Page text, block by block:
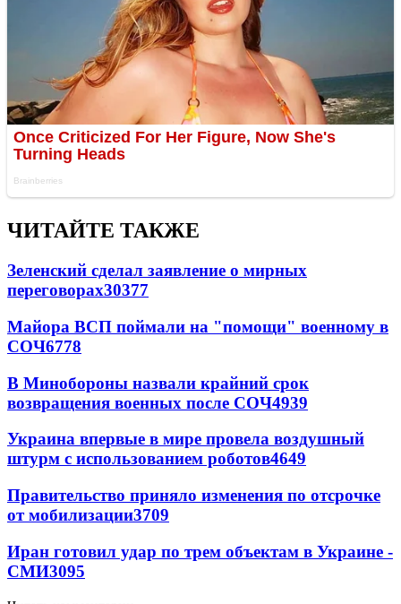
ЧИТАЙТЕ ТАКЖЕ
Зеленский сделал заявление о мирных
переговорах30377
Майора ВСП поймали на "помощи" военному в
СОЧ6778
В Минобороны назвали крайний срок
возвращения военных после СОЧ4939
Украина впервые в мире провела воздушный
штурм с использованием роботов4649
Правительство приняло изменения по отсрочке
от мобилизации3709
Иран готовил удар по трем объектам в Украине -
СМИ3095